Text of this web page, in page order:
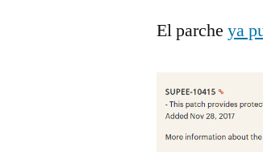
El parcheya